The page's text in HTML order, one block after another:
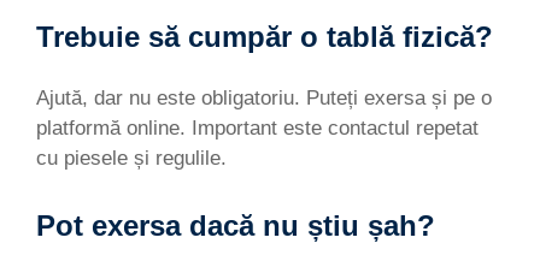
Trebuie să cumpăr o tablă fizică?
Ajută, dar nu este obligatoriu. Puteți exersa și pe o
platformă online. Important este contactul repetat
cu piesele și regulile.
Pot exersa dacă nu știu șah?